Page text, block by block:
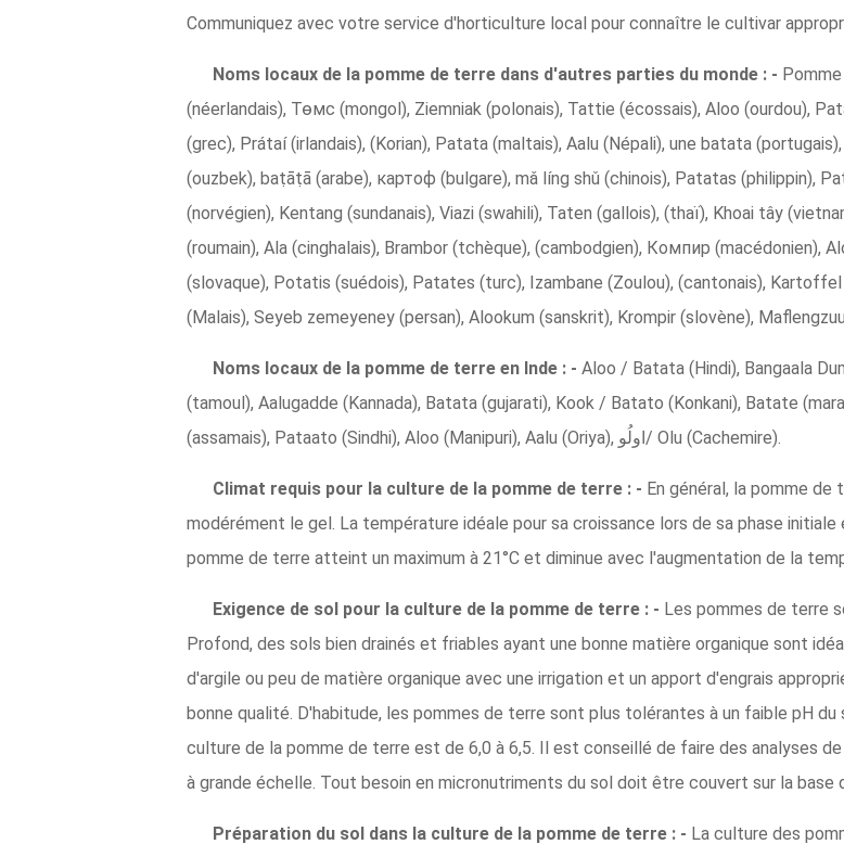
Communiquez avec votre service d'horticulture local pour connaître le cultivar
Noms locaux de la pomme de terre dans d'autres parties du monde : -
(néerlandais), Төмс (mongol), Ziemniak (polonais), Tattie (écossais), Aloo (ourdou),
(grec), Prátaí (irlandais), (Korian), Patata (maltais), Aalu (Népali), une batata
(ouzbek), baṭāṭā (arabe), картоф (bulgare), mǎ líng shǔ (chinois), Patatas (philippin),
(norvégien), Kentang (sundanais), Viazi (swahili), Taten (gallois), (thaï), Khoai tây
(roumain), Ala (cinghalais), Brambor (tchèque), (cambodgien), Компир (macédonien),
(slovaque), Potatis (suédois), Patates (turc), Izambane (Zoulou), (cantonais), Kartoffel
(Malais), Seyeb zemeyeney (persan), Alookum (sanskrit), Krompir (slovène),
Noms locaux de la pomme de terre en Inde : - Aloo / Batata (Hindi), Bangaala
(tamoul), Aalugadde (Kannada), Batata (gujarati), Kook / Batato (Konkani), Batate
(assamais), Pataato (Sindhi), Aloo (Manipuri), Aalu (Oriya), اولُو/ Olu (Cachemire).
Climat requis pour la culture de la pomme de terre : - En général, la pomme
modérément le gel. La température idéale pour sa croissance lors de sa phase
pomme de terre atteint un maximum à 21°C et diminue avec l'augmentation de la
Exigence de sol pour la culture de la pomme de terre : - Les pommes de terre
Profond, des sols bien drainés et friables ayant une bonne matière organique sont
d'argile ou peu de matière organique avec une irrigation et un apport d'engrais
bonne qualité. D'habitude, les pommes de terre sont plus tolérantes à un faible pH
culture de la pomme de terre est de 6,0 à 6,5. Il est conseillé de faire des analyses
à grande échelle. Tout besoin en micronutriments du sol doit être couvert sur la base
Préparation du sol dans la culture de la pomme de terre : - La culture des